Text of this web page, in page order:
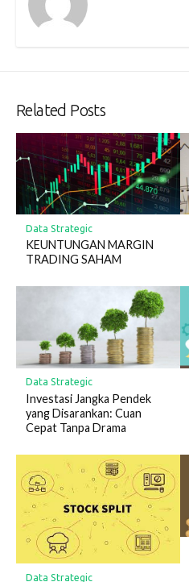
Related Posts
Data Strategic
KEUNTUNGAN MARGIN
TRADING SAHAM
Data Strategic
Investasi Jangka Pendek
yang Disarankan: Cuan
Cepat Tanpa Drama
Data Strategic